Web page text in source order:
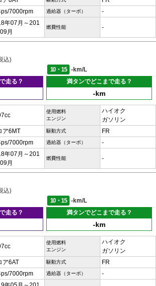
7000rpm 過給器（ターボ） -
年07月～201
月
燃費性能 -
込)
10・15
-km/L
走る？
満タンでどこまで走る？
-km
使用燃料
エンジン
ハイオク
ガソリン
ア6MT 駆動方式 FR
7000rpm 過給器（ターボ） -
年07月～201
月
燃費性能 -
込)
10・15
-km/L
走る？
満タンでどこまで走る？
-km
使用燃料
エンジン
ハイオク
ガソリン
ア6AT 駆動方式 FR
7000rpm 過給器（ターボ） -